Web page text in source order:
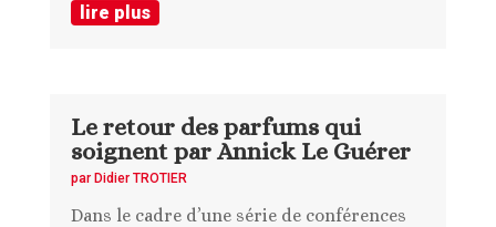
lire plus
Le retour des parfums qui
soignent par Annick Le Guérer
par Didier TROTIER
Dans le cadre d’une série de conférences